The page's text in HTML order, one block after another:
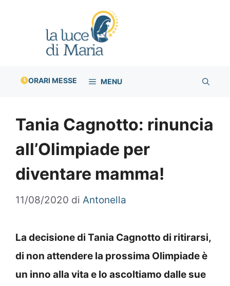
ORARI MESSE MENU
Tania Cagnotto: rinuncia
all’Olimpiade per
diventare mamma!
11/08/2020 di Antonella
La decisione di Tania Cagnotto di ritirarsi,
di non attendere la prossima Olimpiade è
un inno alla vita e lo ascoltiamo dalle sue